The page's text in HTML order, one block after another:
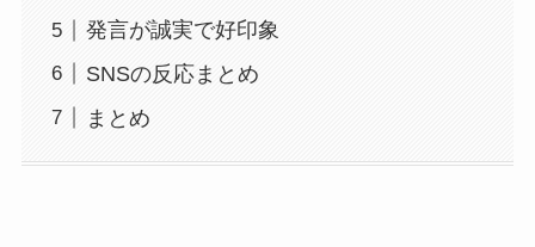
発言が誠実で好印象
SNSの反応まとめ
まとめ